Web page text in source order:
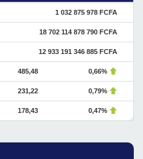
1 032 875 978 FCFA
18 702 114 878 790 FCFA
12 933 191 346 885 FCFA
485,48 0,66%
231,22 0,79%
178,43 0,47%